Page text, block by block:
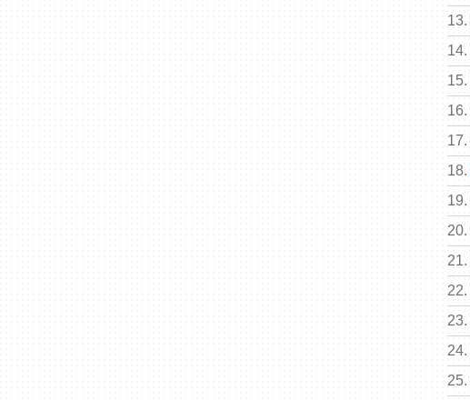
13.
14.
15.
16.
17.
18.
19.
20.
21.
22.
23.
24.
25.